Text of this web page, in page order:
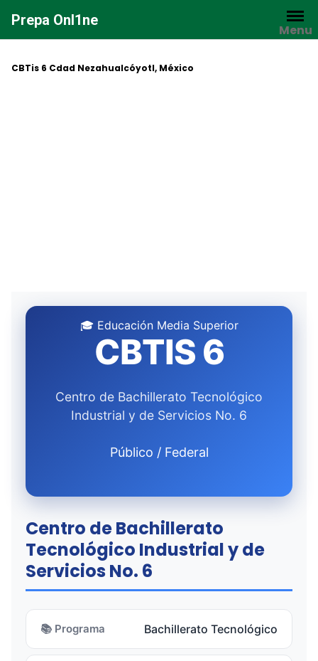
contenido
Prepa Onl1ne
Menu
CBTis 6 Cdad Nezahualcóyotl, México
🎓 Educación Media Superior
CBTIS 6
Centro de Bachillerato Tecnológico
Industrial y de Servicios No. 6
Público / Federal
Centro de Bachillerato
Tecnológico Industrial y de
Servicios No. 6
📚 Programa Bachillerato Tecnológico